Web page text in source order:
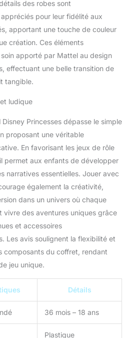
commercialisés
des robes sont
pour leur fidélité aux
apportant une touche de couleur
création. Ces éléments
soin apporté par Mattel au design
effectuant une belle transition de
tangible.
ludique
Princesses dépasse le simple
proposant une véritable
En favorisant les jeux de rôle
permet aux enfants de développer
narratives essentielles. Jouer avec
également la créativité,
dans un univers où chaque
vivre des aventures uniques grâce
et accessoires
Les avis soulignent la flexibilité et
composants du coffret, rendant
jeu unique.
Détails
36 mois – 18 ans
Plastique